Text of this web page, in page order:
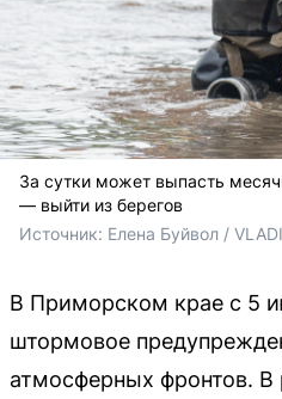
За сутки может выпасть
— выйти из берегов
Источник: Елена Буйвол /
В Приморском крае с 5
штормовое
атмосферных фронтов. В